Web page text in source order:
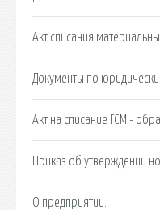
Акт списания
Документы по
Акт на списание ГСМ -
Приказ об утверждении
О предприятии.